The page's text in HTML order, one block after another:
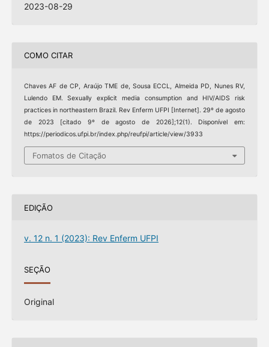
2023-08-29
COMO CITAR
Chaves AF de CP, Araújo TME de, Sousa ECCL, Almeida PD, Nunes RV,
Lulendo EM. Sexually explicit media consumption and HIV/AIDS risk
practices in northeastern Brazil. Rev Enferm UFPI [Internet]. 29º de agosto
de 2023 [citado 9º de agosto de 2026];12(1). Disponível em:
https://periodicos.ufpi.br/index.php/reufpi/article/view/3933
Fomatos de Citação
EDIÇÃO
v. 12 n. 1 (2023): Rev Enferm UFPI
SEÇÃO
Original